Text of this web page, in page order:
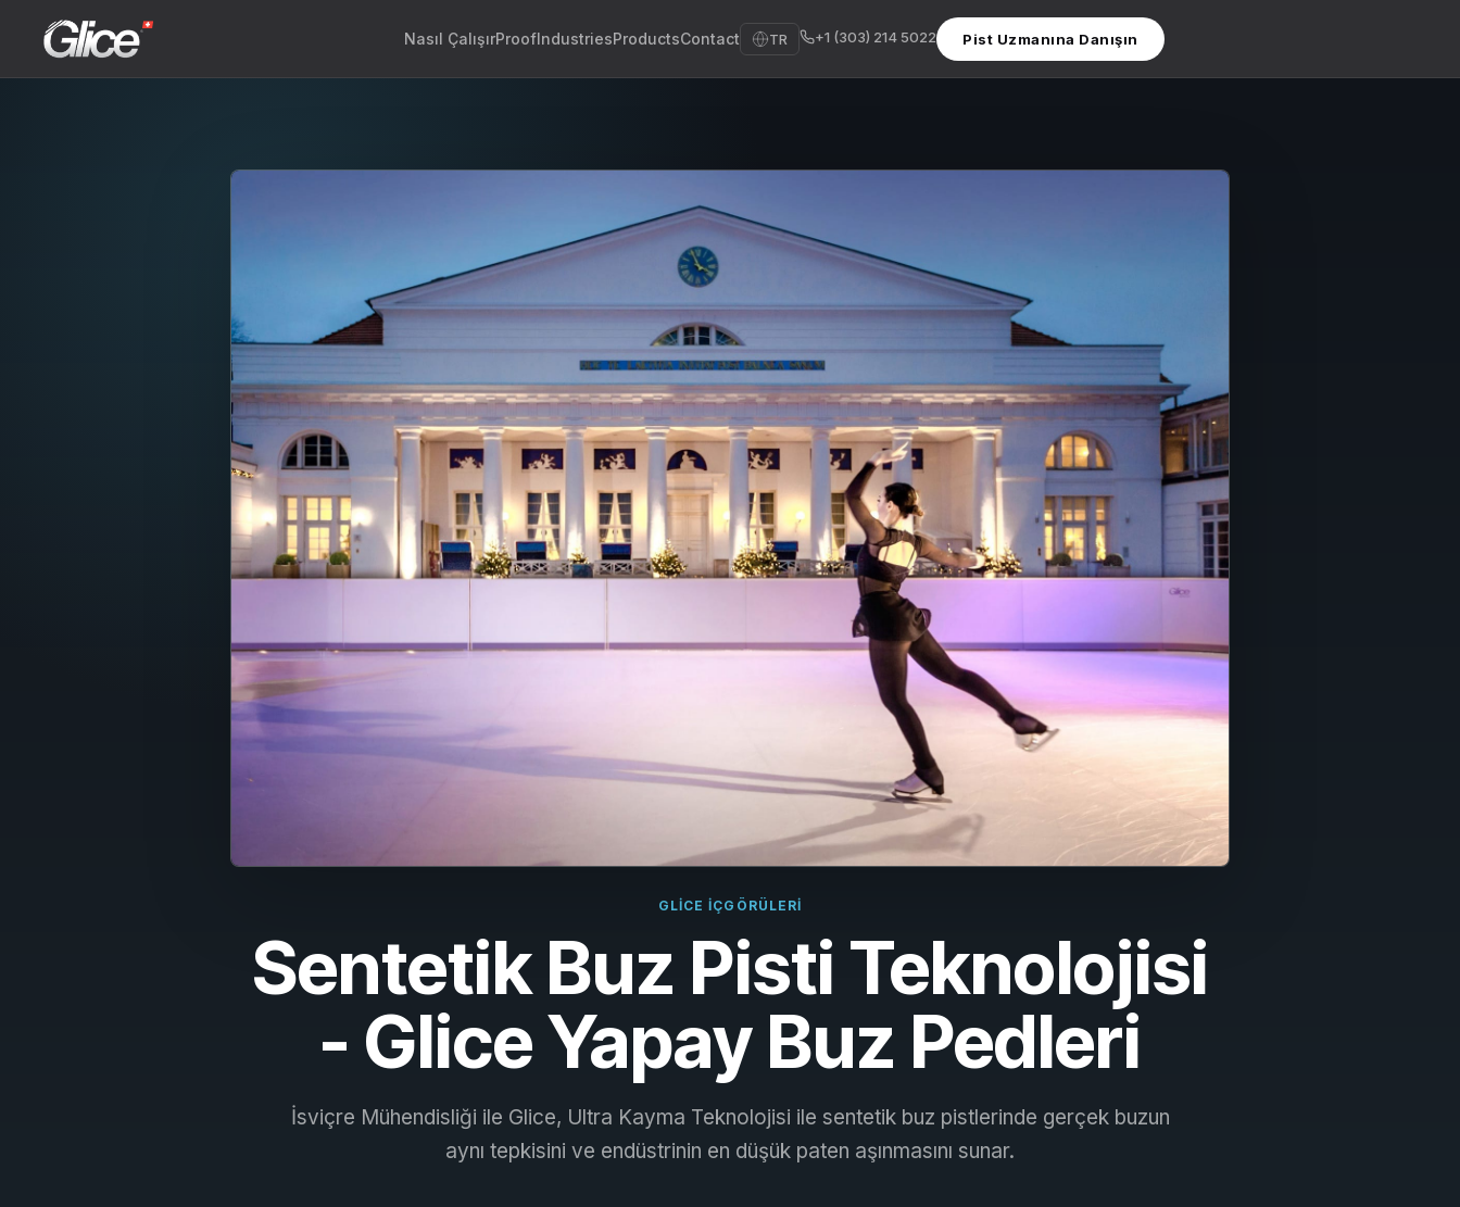
Nasıl ÇalışırProofIndustriesProductsContact TR +1 (303) 214 5022 Pist Uzmanına Danışın
English
Deutsch
Français
Nederlands
Español
Dansk
Polski
Čeština
Magyar
Română
GLICE IÇGÖRÜLERI
Sentetik Buz Pisti Teknolojisi
- Glice Yapay Buz Pedleri
İsviçre Mühendisliği ile Glice, Ultra Kayma Teknolojisi ile sentetik buz pistlerinde gerçek buzun
aynı tepkisini ve endüstrinin en düşük paten aşınmasını sunar.